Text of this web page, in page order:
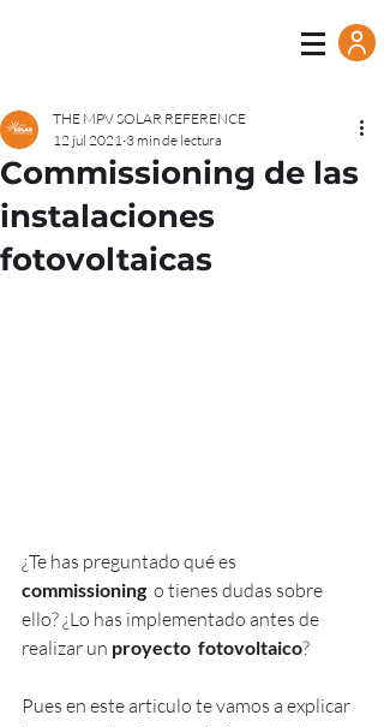
Commissioning de las
instalaciones
fotovoltaicas
THE MPV SOLAR REFERENCE
12 jul 2021 3 min de lectura
¿Te has preguntado qué es
commissioning o tienes dudas sobre
ello? ¿Lo has implementado antes de
realizar un proyecto  fotovoltaico?
Pues en este articulo te vamos a explicar